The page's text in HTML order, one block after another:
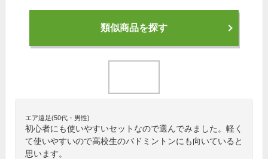
類似商品を探す
エア遠足(50代・男性)
初心者にも使いやすいセットなので選んでみました。軽く
て使いやすいので高校生のバドミントンにも向いていると
思います。